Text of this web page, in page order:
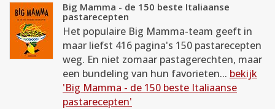
Big Mamma - de 150 beste Italiaanse
pastarecepten
Het populaire Big Mamma-team geeft in
maar liefst 416 pagina's 150 pastarecepten
weg. En niet zomaar pastagerechten, maar
een bundeling van hun favorieten... bekijk
'Big Mamma - de 150 beste Italiaanse
pastarecepten'